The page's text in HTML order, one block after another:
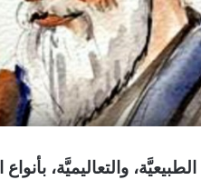
والتعاليميَّة،